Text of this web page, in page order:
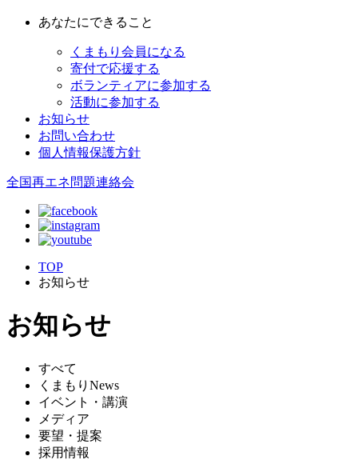
あなたにできること
くまもり会員になる
寄付で応援する
ボランティアに参加する
活動に参加する
お知らせ
お問い合わせ
個人情報保護方針
全国再エネ問題連絡会
TOP
お知らせ
お知らせ
すべて
くまもりNews
イベント・講演
メディア
要望・提案
採用情報